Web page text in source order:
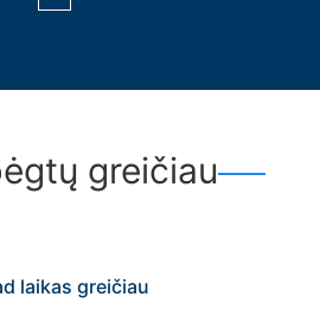
greičiau